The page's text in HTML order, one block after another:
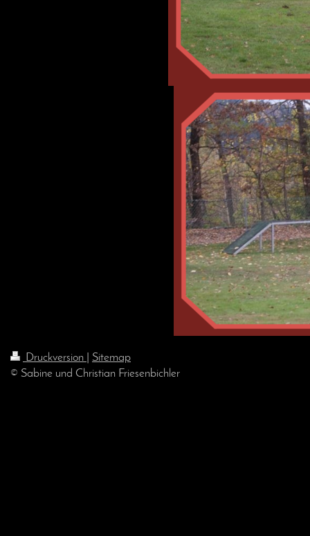
Druckversion
Sitemap
© Sabine und Christian Friesenbichler